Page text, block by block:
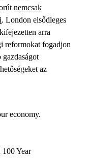
nemcsak
. London elsődleges
arra
reformokat fogadjon
az
economy.
Year